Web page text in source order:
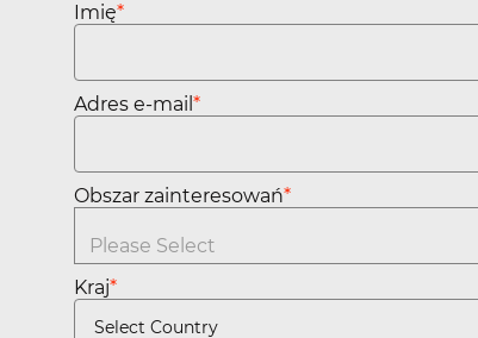
Imię*
Adres e-mail *
Obszar zainteresowań*
Kraj*